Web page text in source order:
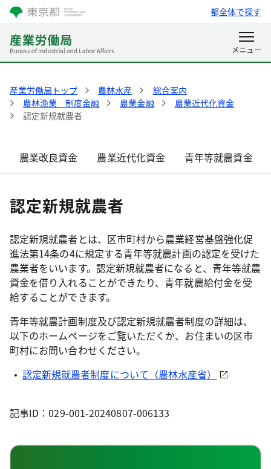
都全体で探す
産業労働局トップ 農林水産
総合案内
農林漁業 制度金融
農業金融
農業近代化資金
認定新規就農者
農業改良資金 農業近代化資金 青年等就農資金
認定新規就農者
認定新規就農者とは、区市町村から農業経営基盤強化促
進法第14条の4に規定する青年等就農計画の認定を受けた
農業者をいいます。認定新規就農者になると、青年等就農
資金を借り入れることができたり、青年就農給付金を受
給することができます。
青年等就農計画制度及び認定新規就農者制度の詳細は、
以下のホームページをご覧いただくか、お住まいの区市
町村にお問い合わせください。
認定新規就農者制度について（農林水産省）
記事ID：029-001-20240807-006133